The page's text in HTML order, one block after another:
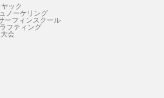
ック
ノーケリング
ーフィンスクール
ラフティング
会